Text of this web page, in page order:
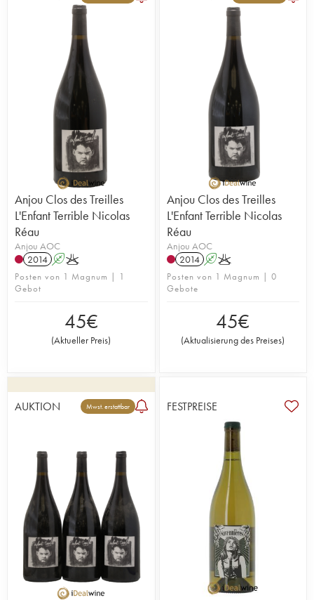
Anjou Clos des Treilles
L'Enfant Terrible Nicolas
Réau
Anjou AOC
2014 AK
Posten von 1 Magnum | 1
Gebot
45€
(Aktueller Preis)
Anjou Clos des Treilles
L'Enfant Terrible Nicolas
Réau
Anjou AOC
2014 AK
Posten von 1 Magnum | 0
Gebote
45€
(Aktualisierung des Preises)
AUKTION Mwst. erstattbar FESTPREISE